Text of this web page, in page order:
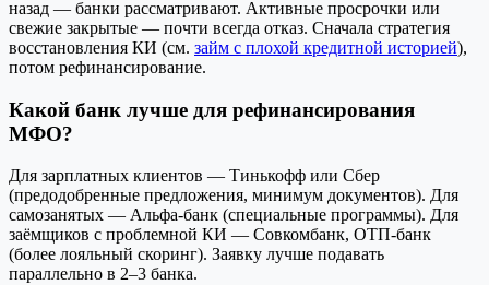
назад — банки рассматривают. Активные просрочки или
свежие закрытые — почти всегда отказ. Сначала стратегия
восстановления КИ (см. займ с плохой кредитной историей),
потом рефинансирование.
Какой банк лучше для рефинансирования
МФО?
Для зарплатных клиентов — Тинькофф или Сбер
(предодобренные предложения, минимум документов). Для
самозанятых — Альфа-банк (специальные программы). Для
заёмщиков с проблемной КИ — Совкомбанк, ОТП-банк
(более лояльный скоринг). Заявку лучше подавать
параллельно в 2–3 банка.